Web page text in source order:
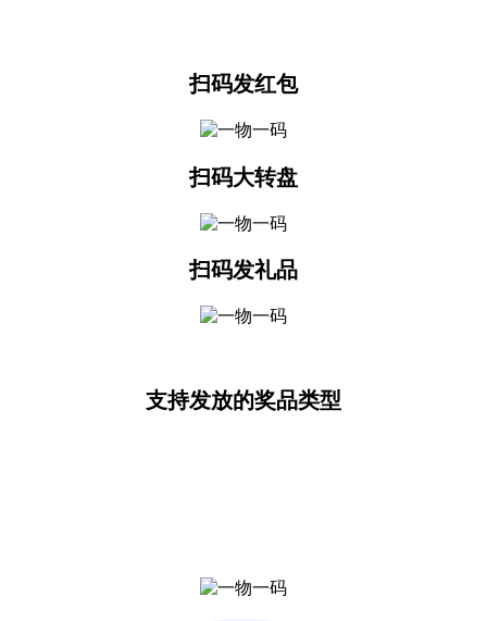
扫码发红包
扫码大转盘
扫码发礼品
支持发放的奖品类型